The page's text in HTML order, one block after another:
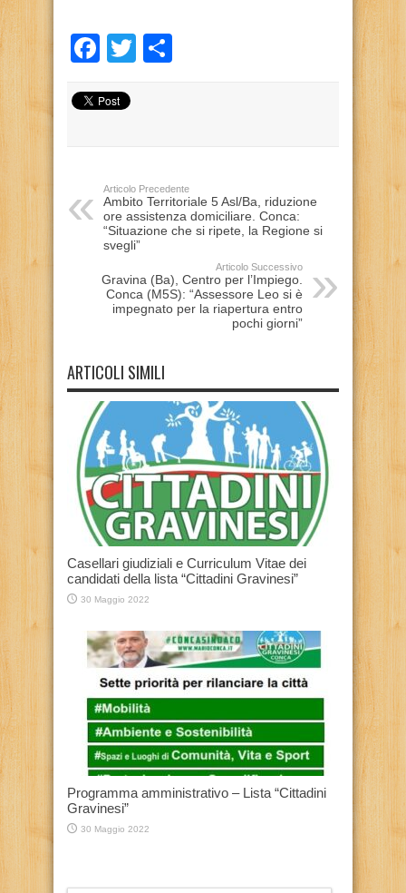
Facebook
Twitter
Articolo Precedente
Ambito Territoriale 5 Asl/Ba, riduzione
ore assistenza domiciliare. Conca:
“Situazione che si ripete, la Regione si
svegli”
Articolo Successivo
Gravina (Ba), Centro per l’Impiego.
Conca (M5S): “Assessore Leo si è
impegnato per la riapertura entro
pochi giorni”
ARTICOLI SIMILI
Casellari giudiziali e Curriculum Vitae dei
candidati della lista “Cittadini Gravinesi”
30 Maggio 2022
Programma amministrativo – Lista “Cittadini
Gravinesi”
30 Maggio 2022